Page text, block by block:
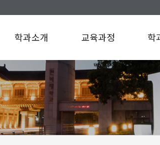
학과소개
인사말
연혁
규정/지침
찾아오시는길
교육과정
교육과정
학
학과